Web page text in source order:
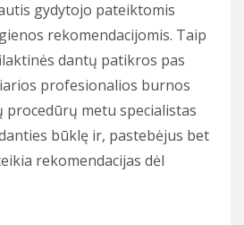
gydytojo pateiktomis
rekomendacijomis. Taip
dantų patikros pas
profesionalios burnos
metu specialistas
būklę ir, pastebėjus bet
rekomendacijas dėl